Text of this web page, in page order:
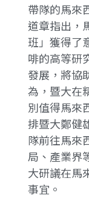
帶隊的馬來
道章指出，
班」獲得了
啡的高等研
發展，將協
為，暨大在
別值得馬來
排暨大鄭健
隊前往馬來
局、產業界
大研議在馬
事宜。